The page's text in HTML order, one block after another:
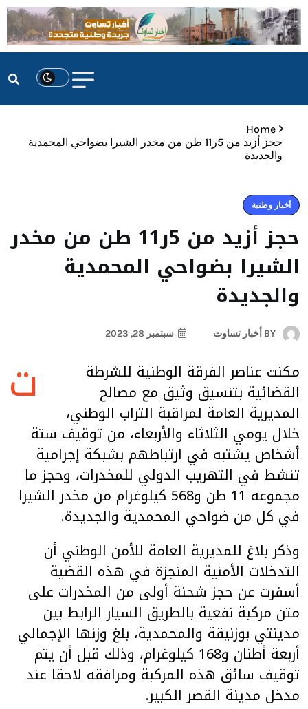
Home
حجز أزيد من 5ر11 طن من مخدر الشيرا بضواحي المحمدية
والجديدة
أخبار وطنية
حجز أزيد من 5ر11 طن من مخدر
الشيرا بضواحي المحمدية
والجديدة
BY أخبار تساوت سبتمبر 28, 2023
ت مكنت عناصر الفرقة الوطنية للشرطة
القضائية بتنسيق وثيق مع مصالح
المديرية العامة لمراقبة التراب الوطني،
خلال يومي الثلاثاء والأربعاء، من توقيف ستة
أشخاص يشتبه في ارتباطهم بشبكة إجرامية
تنشط في التهريب الدولي للمخدرات، وحجز ما
مجموعه 11 طن و568 كيلوغرام من مخدر الشيرا
في كل من ضواحي المحمدية والجديدة.
وذكر بلاغ للمديرية العامة للأمن الوطني أن
التدخلات الأمنية المنجزة في هذه القضية
أسفرت عن حجز شحنة أولى من المخدرات على
متن مركبة نفعية بالطريق السيار الرابط بين
مدينتي بوزنيقة والمحمدية، بلغ وزنها الإجمالي
أربعة أطنان و168 كيلوغرام، وذلك قبل أن يتم
توقيف سائق هذه المركبة ومرافقه لاحقا عند
مدخل مدينة القصر الكبير.